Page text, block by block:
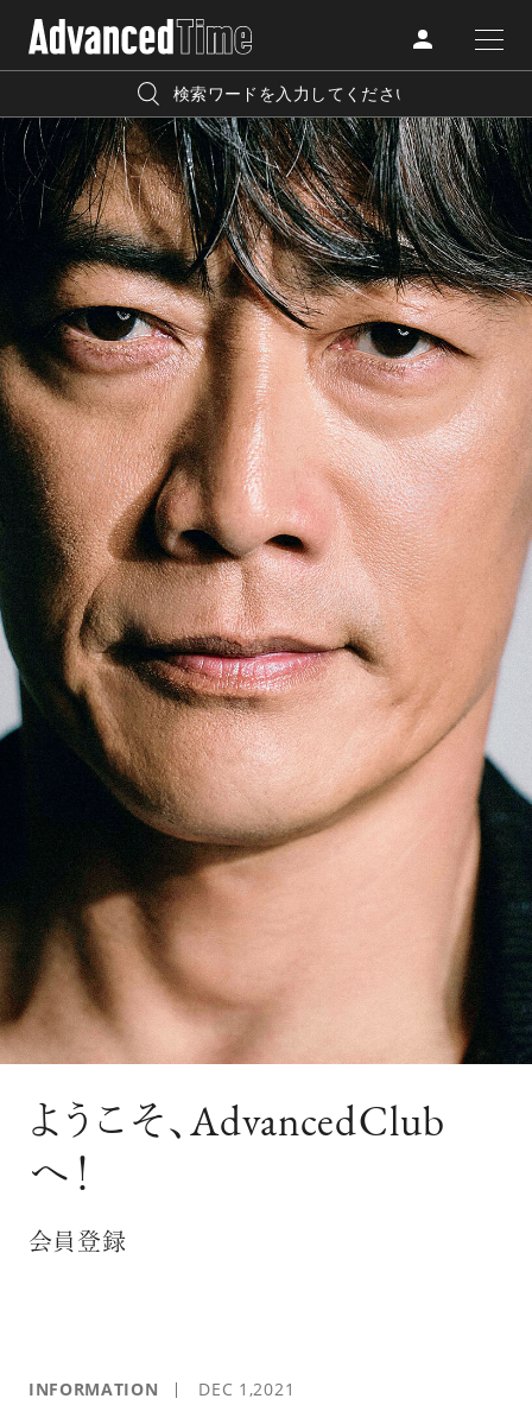
CATEGORY
FASHION
BEAUTY
TRAVEL
LIFESTYLE
FOLLOW US
AdvancedClub
『AdvancedTime』は、自由でしなやかに生きるハイエンド
な大人達におくる、スペシャルイシュー満載のメディア。
高感度なファッション、カルチャーに溺愛、未知の幅広い
教養を求め、今までの人生で積んだ経験、知見を余裕をも
って楽しみながら、進化するソーシャルに寄り添いたい。
何かに縛られていた時間から解き放たれつつある世代の
ライフスタイルを豊かに彩る『AdvancedTime』が発信する
情報をさらに充実し、より速やかに、活用できる
「AdvancedClub」会員組織を設けました。
「AdvancedClub」会員に登録すると、プレゼント応募情報
の一覧、プレミアムな会員限定イベント、ブランドのエクス
クルーシブアイテムの紹介など、特別なコンテンツ情報を
メールマガジンでお届け致します。更に『AdvancedTime』
のタブロイドマガジンのご案内もあり、送付手数料のみを
ご負担いただくことでお手元で『AdvancedTime』をお楽し
みいただけます。
登録は無料です。
一緒に『AdvancedTime』を楽しみましょう！
会員登録をする
人気の検索キーワード
宿泊 プレゼント
リゾート インテリア
美白 アイメイク
ようこそ、AdvancedClub
へ！
会員登録
INFORMATION DEC 1,2021